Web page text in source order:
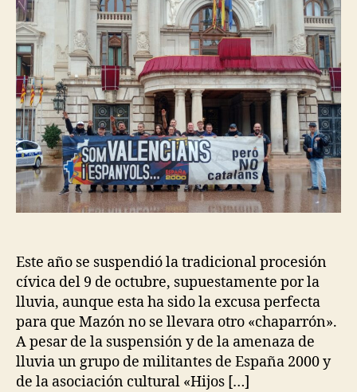
Este año se suspendió la tradicional procesión
cívica del 9 de octubre, supuestamente por la
lluvia, aunque esta ha sido la excusa perfecta
para que Mazón no se llevara otro «chaparrón».
A pesar de la suspensión y de la amenaza de
lluvia un grupo de militantes de España 2000 y
de la asociación cultural «Hijos […]